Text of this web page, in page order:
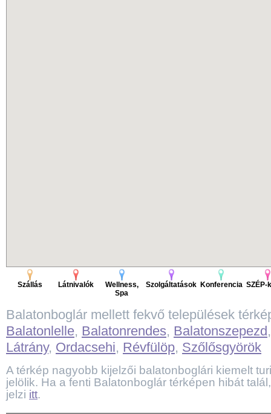
Szállás Látnivalók
Wellness,
Spa
Szolgáltatások Konferencia SZÉP-
Balatonboglár mellett fekvő települések
Balatonlelle, Balatonrendes, Balatonszepezd
Látrány, Ordacsehi, Révfülöp, Szőlősgyörök
A térkép nagyobb kijelzői balatonboglári kiemelt
jelölik. Ha a fenti Balatonboglár térképen hibát
jelzi itt.